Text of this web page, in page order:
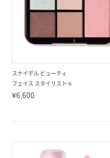
スナイデル ビューティ
フェイス スタイリスト n
¥6,600